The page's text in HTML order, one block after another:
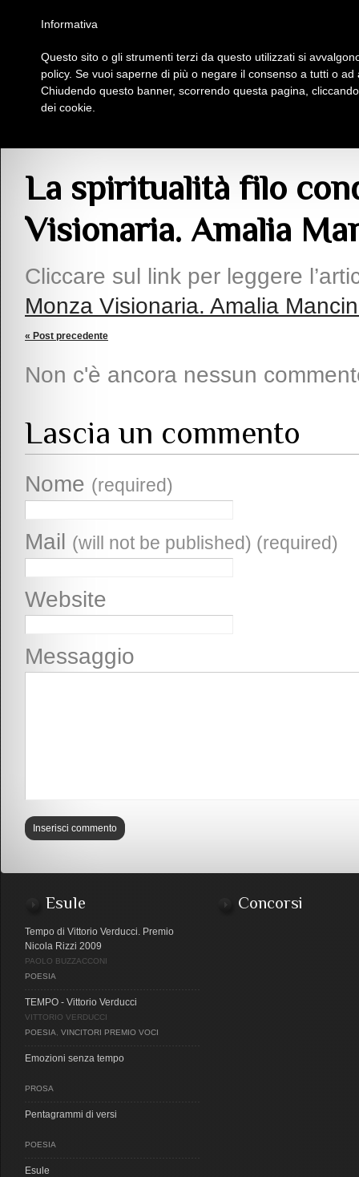
Insieme Per La Cultura
La spiritualità filo
Visionaria. Amalia
Cliccare sul link per leggere
Monza Visionaria. Amalia
« Post precedente
Non c'è ancora nessun
Lascia un commento
Nome (required)
Mail (will not be published) (required)
Website
Messaggio
Esule
Tempo di Vittorio Verducci. Premio
Nicola Rizzi 2009
PAOLO BUZZACCONI
POESIA
TEMPO - Vittorio Verducci
VITTORIO VERDUCCI
POESIA
VINCITORI PREMIO VOCI
Emozioni senza tempo
PROSA
Pentagrammi di versi
POESIA
Esule
Concorsi
Informativa
Questo sito o gli strumenti terzi da questo utilizzati si
policy. Se vuoi saperne di più o negare il consenso a tutti o
Chiudendo questo banner, scorrendo questa pagina,
dei cookie.